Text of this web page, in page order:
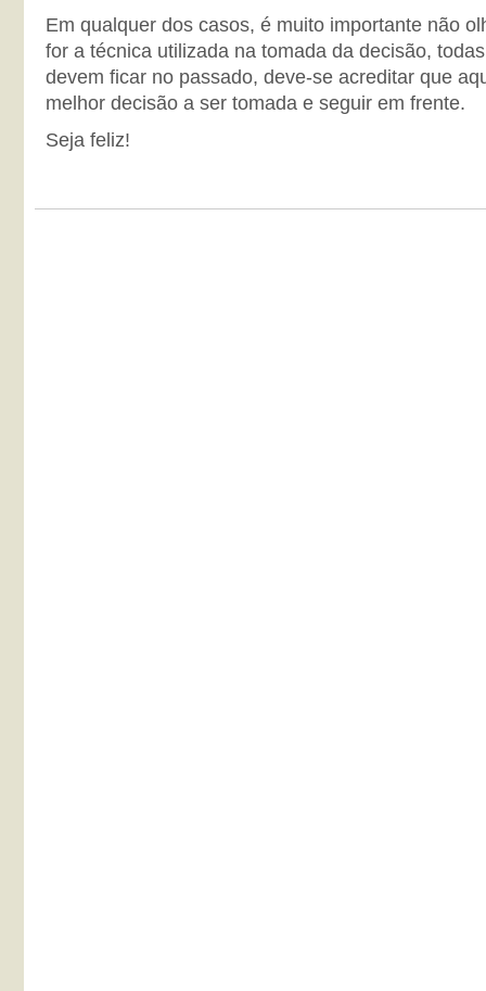
Em qualquer dos casos, é muito importante não
for a técnica utilizada na tomada da decisão,
devem ficar no passado, deve-se acreditar que
melhor decisão a ser tomada e seguir em frente.
Seja feliz!